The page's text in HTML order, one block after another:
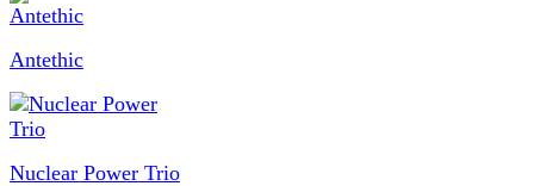
Antethic
Nuclear Power Trio